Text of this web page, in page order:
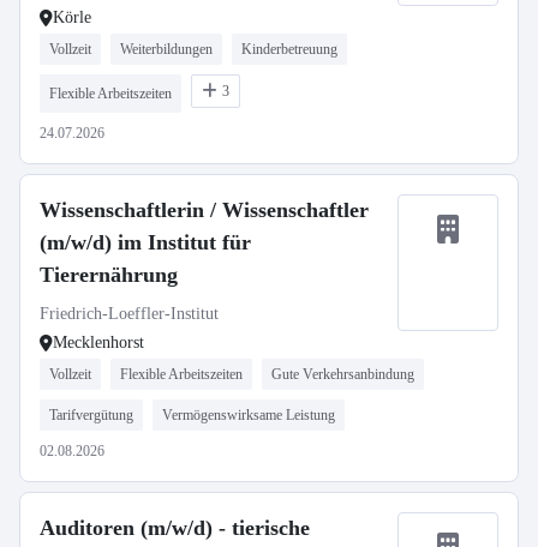
Körle
Vollzeit Weiterbildungen Kinderbetreuung
Flexible Arbeitszeiten 3
24.07.2026
Wissenschaftlerin / Wissenschaftler
(m/w/d) im Institut für
Tierernährung
Friedrich-Loeffler-Institut
Mecklenhorst
Vollzeit Flexible Arbeitszeiten Gute Verkehrsanbindung
Tarifvergütung Vermögenswirksame Leistung
02.08.2026
Auditoren (m/w/d) - tierische